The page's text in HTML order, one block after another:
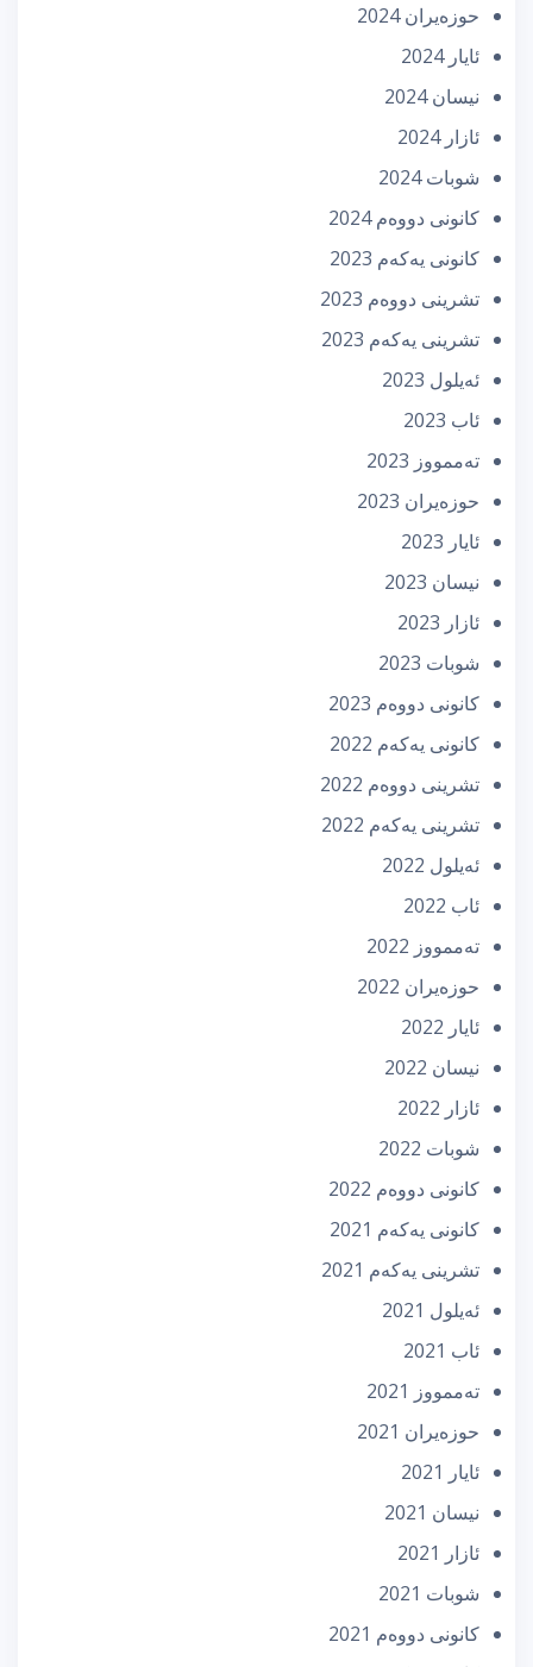
حوزه‌یران 2024
ئایار 2024
نیسان 2024
ئازار 2024
شوبات 2024
كانونی دووه‌م 2024
كانونی یه‌كه‌م 2023
تشرینی دووه‌م 2023
تشرینی یه‌كه‌م 2023
ئه‌یلول 2023
ئاب 2023
تەممووز 2023
حوزه‌یران 2023
ئایار 2023
نیسان 2023
ئازار 2023
شوبات 2023
كانونی دووه‌م 2023
كانونی یه‌كه‌م 2022
تشرینی دووه‌م 2022
تشرینی یه‌كه‌م 2022
ئه‌یلول 2022
ئاب 2022
تەممووز 2022
حوزه‌یران 2022
ئایار 2022
نیسان 2022
ئازار 2022
شوبات 2022
كانونی دووه‌م 2022
كانونی یه‌كه‌م 2021
تشرینی یه‌كه‌م 2021
ئه‌یلول 2021
ئاب 2021
تەممووز 2021
حوزه‌یران 2021
ئایار 2021
نیسان 2021
ئازار 2021
شوبات 2021
كانونی دووه‌م 2021